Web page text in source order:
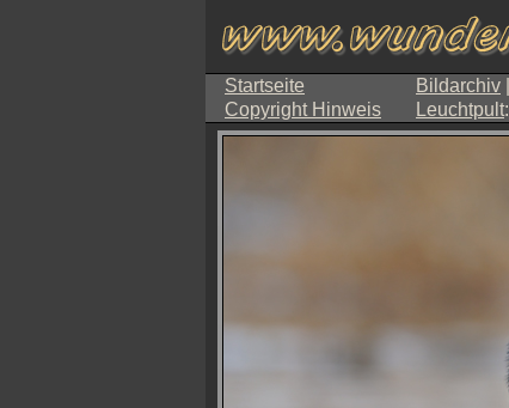
Startseite Bildarchiv
Copyright Hinweis Leuchtpult: